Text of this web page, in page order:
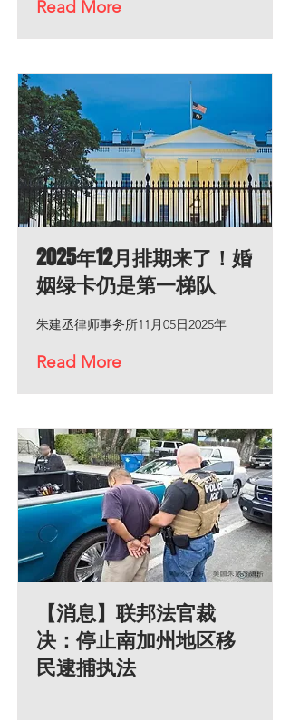
Read More
2025年12月排期来了！婚
姻绿卡仍是第一梯队
朱建丞律师事务所11月05日2025年
Read More
【消息】联邦法官裁
决：停止南加州地区移
民逮捕执法